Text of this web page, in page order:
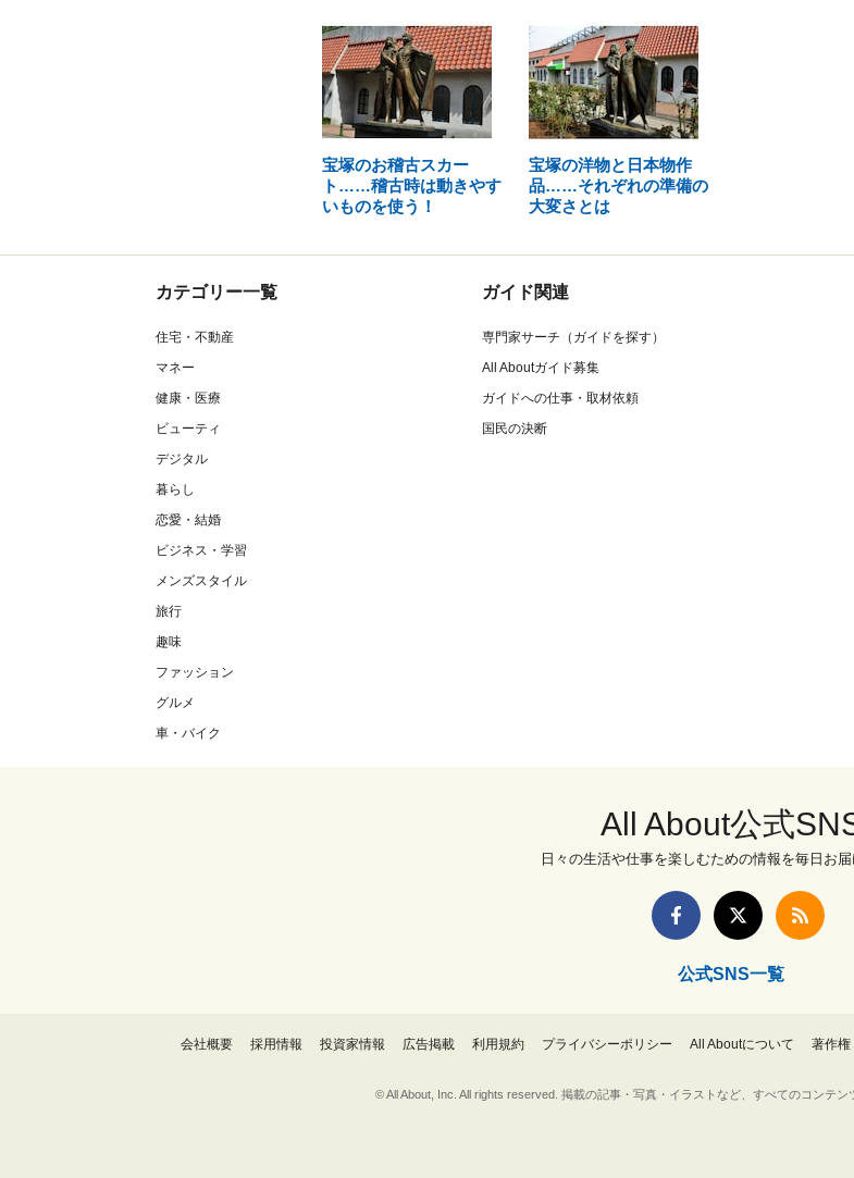
宝塚のお稽古スカー
ト……稽古時は動きやす
いものを使う！
宝塚の洋物と日本物作
品……それぞれの準備の
大変さとは
カテゴリー一覧
住宅・不動産
マネー
健康・医療
ビューティ
デジタル
暮らし
恋愛・結婚
ビジネス・学習
メンズスタイル
旅行
趣味
ファッション
グルメ
車・バイク
ガイド関連
専門家サーチ（ガイドを探す）
All Aboutガイド募集
ガイドへの仕事・取材依頼
国民の決断
All About公式
日々の生活や仕事を楽しむための情報を毎日お届
公式SNS一覧
会社概要 採用情報 投資家情報 広告掲載 利用規約 プライバシーポリシー All Aboutについて 著作権
© All About, Inc. All rights reserved. 掲載の記事・写真・イラストなど、すべてのコンテ